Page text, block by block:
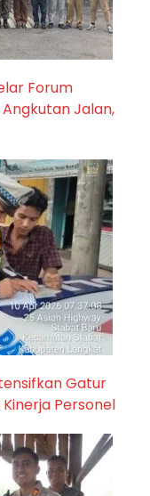
Forum
Jalan,
Gatur
Personel